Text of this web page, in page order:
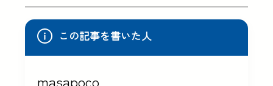
この記事を書いた人
masapoco